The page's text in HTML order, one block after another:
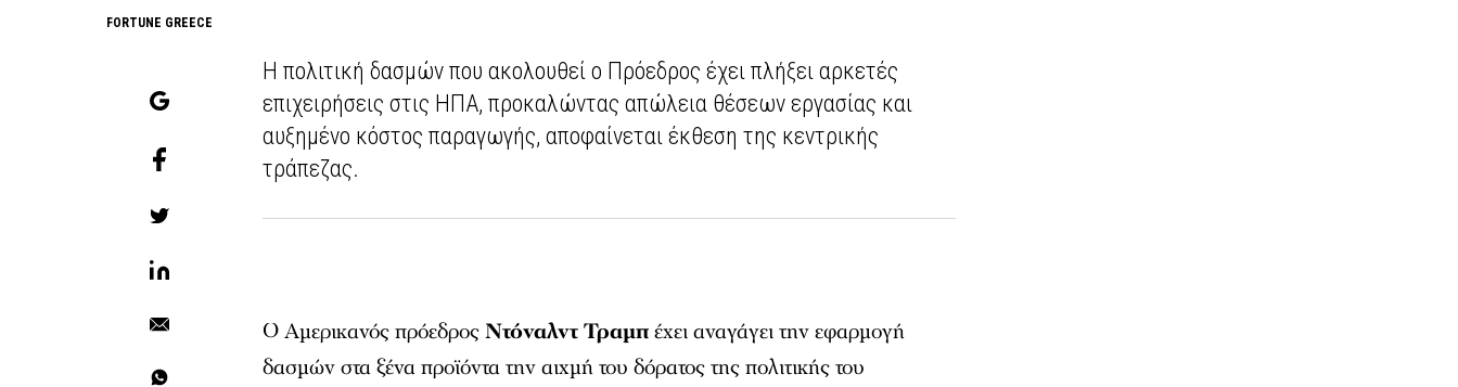
FORTUNE GREECE
H πολιτική δασμών που ακολουθεί ο Πρόεδρος έχει πλήξει αρκετές
επιχειρήσεις στις ΗΠΑ, προκαλώντας απώλεια θέσεων εργασίας και
αυξημένο κόστος παραγωγής, αποφαίνεται έκθεση της κεντρικής
τράπεζας.
O Αμερικανός πρόεδροςΝτόναλντ Τραμπέχει αναγάγει την εφαρμογή
δασμών στα ξένα προϊόντα την αιχμή του δόρατος της πολιτικής του